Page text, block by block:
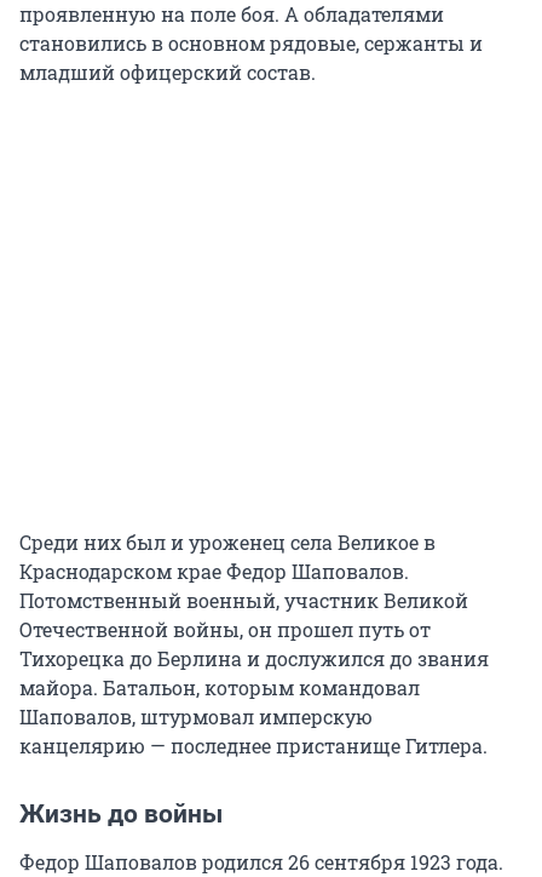
проявленную на поле боя. А обладателями
становились в основном рядовые, сержанты и
младший офицерский состав.
Среди них был и уроженец села Великое в
Краснодарском крае Федор Шаповалов.
Потомственный военный, участник Великой
Отечественной войны, он прошел путь от
Тихорецка до Берлина и дослужился до звания
майора. Батальон, которым командовал
Шаповалов, штурмовал имперскую
канцелярию — последнее пристанище Гитлера.
Жизнь до войны
Федор Шаповалов родился 26 сентября 1923 года.